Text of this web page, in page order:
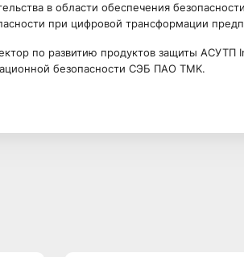
в области обеспечения
при цифровой трансформации
по развитию продуктов защиты АСУТП
безопасности СЭБ ПАО TMK.